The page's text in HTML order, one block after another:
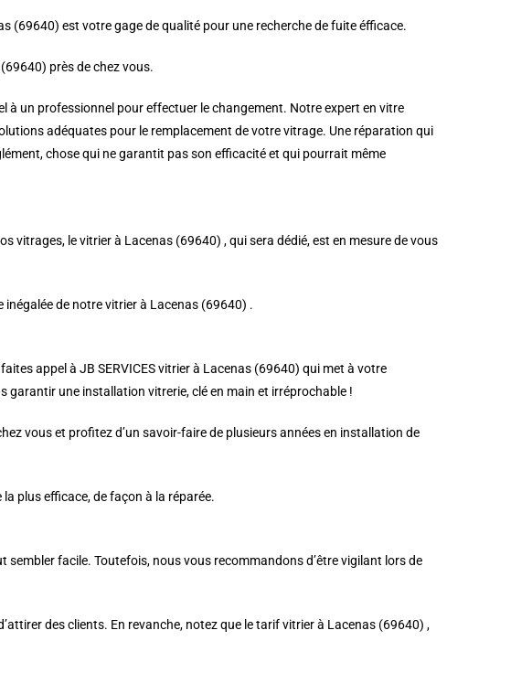
(69640) est votre gage de qualité pour une recherche de fuite éfficace.
près de chez vous.
un professionnel pour effectuer le changement. Notre expert en vitre
adéquates pour le remplacement de votre vitrage. Une réparation qui
chose qui ne garantit pas son efficacité et qui pourrait même
vitrages, le vitrier à Lacenas (69640) , qui sera dédié, est en mesure de vous
inégalée de notre vitrier à Lacenas (69640) .
appel à JB SERVICES vitrier à Lacenas (69640) qui met à votre
garantir une installation vitrerie, clé en main et irréprochable !
vous et profitez d’un savoir-faire de plusieurs années en installation de
plus efficace, de façon à la réparée.
facile. Toutefois, nous vous recommandons d’être vigilant lors de
des clients. En revanche, notez que le tarif vitrier à Lacenas (69640) ,